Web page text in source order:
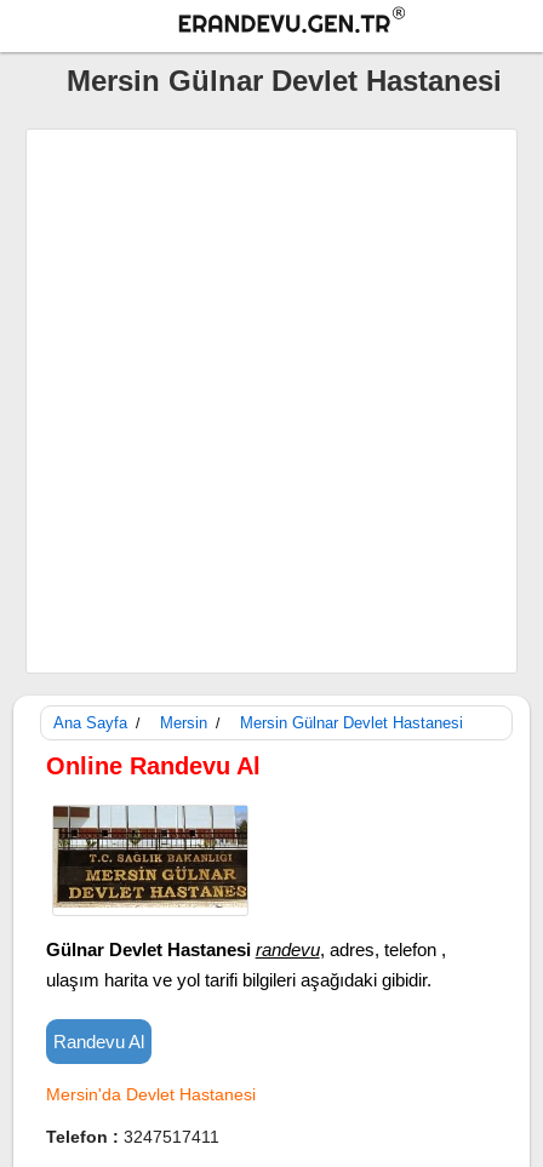
Mersin Gülnar Devlet Hastanesi
Ana Sayfa / Mersin / Mersin Gülnar Devlet Hastanesi
Online Randevu Al
Gülnar Devlet Hastanesi randevu, adres, telefon ,
ulaşım harita ve yol tarifi bilgileri aşağıdaki gibidir.
Randevu Al
Mersin'da Devlet Hastanesi
Telefon : 3247517411